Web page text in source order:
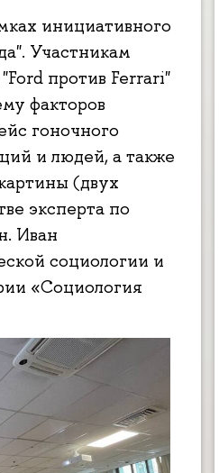
инициативного
Участникам
против Ferrari"
факторов
гоночного
и людей, а также
(двух
эксперта по
Иван
социологии и
«Социология